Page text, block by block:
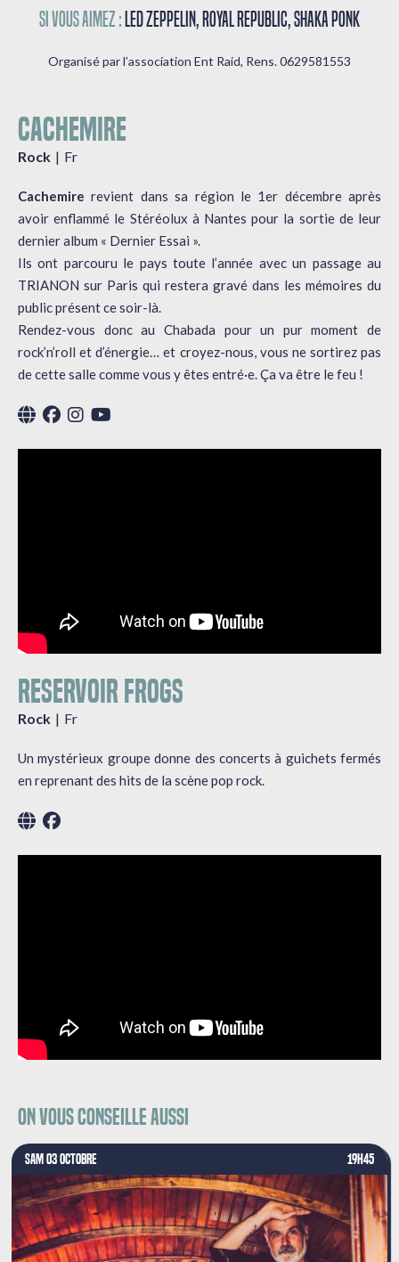
Si vous aimez : Led Zeppelin, Royal Republic, Shaka Ponk
Organisé par l’association Ent Raid, Rens. 0629581553
CACHEMIRE
Rock Fr
Cachemirerevient dans sa région le 1er décembre après
avoir enflammé le Stéréolux à Nantes pour la sortie de leur
dernier album « Dernier Essai ».
Ils ont parcouru le pays toute l’année avec un passage au
TRIANON sur Paris qui restera gravé dans les mémoires du
public présent ce soir-là.
Rendez-vous donc au Chabada pour un pur moment de
rock’n’roll et d’énergie… et croyez-nous, vous ne sortirez pas
de cette salle comme vous y êtes entré·e. Ça va être le feu !
RESERVOIR FROGS
Rock Fr
Un mystérieux groupe donne des concerts à guichets fermés
en reprenant des hits de la scène pop rock.
On vous conseille aussi
SAM 03 OCTOBRE 19H45